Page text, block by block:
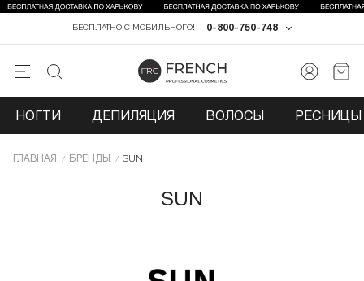
0-800-750-748
БЕСПЛАТНО С МОБИЛЬНОГО!
НОГТИ ДЕПИЛЯЦИЯ ВОЛОСЫ РЕСНИЦЫ
ГЛАВНАЯ БРЕНДЫ SUN
SUN